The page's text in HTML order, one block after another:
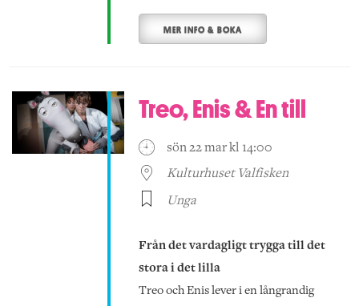
MER INFO & BOKA
Treo, Enis & En till
sön 22 mar kl 14:00
Kulturhuset Valfisken
Unga
Från det vardagligt trygga till det
stora i det lilla
Treo och Enis lever i en långrandig